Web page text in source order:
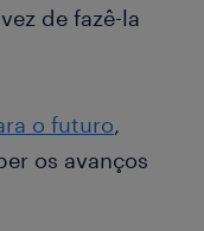
de fazê-la
o futuro,
os avanços